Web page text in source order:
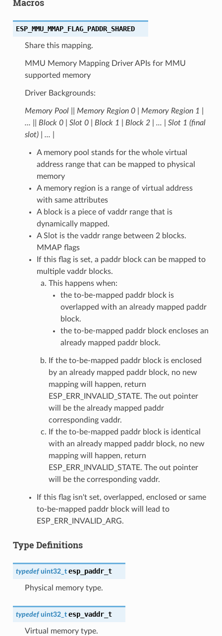
Macros
ESP_MMU_MMAP_FLAG_PADDR_SHARED
Share this mapping.
MMU Memory Mapping Driver APIs for MMU
supported memory
Driver Backgrounds:
Memory Pool |
| Memory Region 0 | Memory Region 1 |
... |
| Block 0 | Slot 0 | Block 1 | Block 2 | ... | Slot 1 (final
slot) | ... |
A memory pool stands for the whole virtual
address range that can be mapped to physical
memory
A memory region is a range of virtual address
with same attributes
A block is a piece of vaddr range that is
dynamically mapped.
A Slot is the vaddr range between 2 blocks.
MMAP flags
If this flag is set, a paddr block can be mapped to
multiple vaddr blocks.
This happens when:
the to-be-mapped paddr block is
overlapped with an already mapped paddr
block.
the to-be-mapped paddr block encloses an
already mapped paddr block.
If the to-be-mapped paddr block is enclosed
by an already mapped paddr block, no new
mapping will happen, return
ESP_ERR_INVALID_STATE. The out pointer
will be the already mapped paddr
corresponding vaddr.
If the to-be-mapped paddr block is identical
with an already mapped paddr block, no new
mapping will happen, return
ESP_ERR_INVALID_STATE. The out pointer
will be the corresponding vaddr.
If this flag isn't set, overlapped, enclosed or same
to-be-mapped paddr block will lead to
ESP_ERR_INVALID_ARG.
Type Definitions
typedef uint32_t esp_paddr_t
Physical memory type.
typedef uint32_t esp_vaddr_t
Virtual memory type.